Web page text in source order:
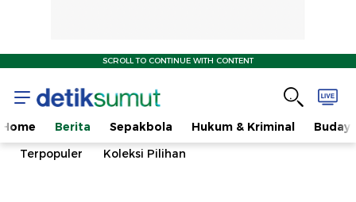
SCROLL TO CONTINUE WITH CONTENT
Home Berita Sepakbola Hukum & Kriminal
Terpopuler
Koleksi Pilihan